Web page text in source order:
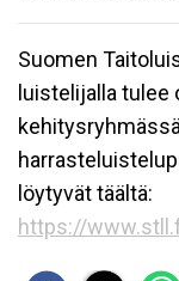
Suomen
luistelijalla tulee
löytyvät täältä:
https://